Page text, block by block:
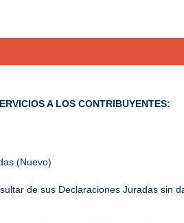
A LOS CONTRIBUYENTES:
(Nuevo)
de sus Declaraciones Juradas sin